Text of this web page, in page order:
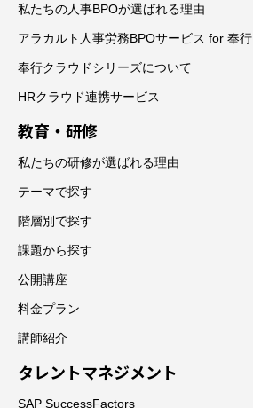
私たちの人事BPOが選ばれる理由
アラカルト人事労務BPOサービス for 奉行
奉行クラウドシリーズについて
HRクラウド連携サービス
教育・研修
私たちの研修が選ばれる理由
テーマで探す
階層別で探す
課題から探す
公開講座
料金プラン
講師紹介
タレントマネジメント
SAP SuccessFactors